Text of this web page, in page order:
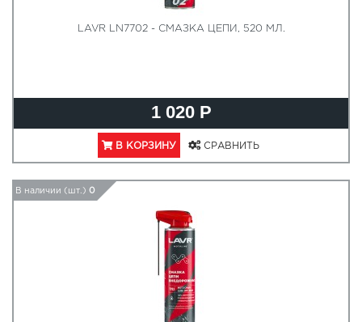
LAVR LN7702 - СМАЗКА ЦЕПИ, 520 МЛ.
1 020 Р
В КОРЗИНУ СРАВНИТЬ
В наличии (шт.) 0